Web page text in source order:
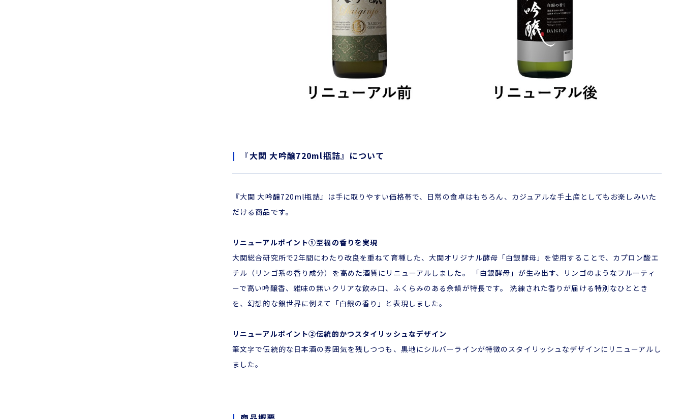
『大関 大吟醸720ml瓶詰』について
『大関 大吟醸720ml瓶詰』は手に取りやすい価格帯で、日常の食卓はもちろん、カジュアルな手土産としてもお楽しみいた
だける商品です。
リニューアルポイント①至福の香りを実現
大関総合研究所で2年間にわたり改良を重ねて育種した、大関オリジナル酵母「白銀酵母」を使用することで、カプロン酸エ
チル（リンゴ系の香り成分）を高めた酒質にリニューアルしました。 「白銀酵母」が生み出す、リンゴのようなフルーティ
ーで高い吟醸香、雑味の無いクリアな飲み口、ふくらみのある余韻が特長です。 洗練された香りが届ける特別なひととき
を、幻想的な銀世界に例えて「白銀の香り」と表現しました。
リニューアルポイント②伝統的かつスタイリッシュなデザイン
筆文字で伝統的な日本酒の雰囲気を残しつつも、黒地にシルバーラインが特徴のスタイリッシュなデザインにリニューアルし
ました。